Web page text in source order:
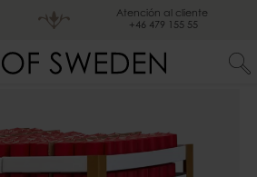
Atención al cliente
+46 479 155 55